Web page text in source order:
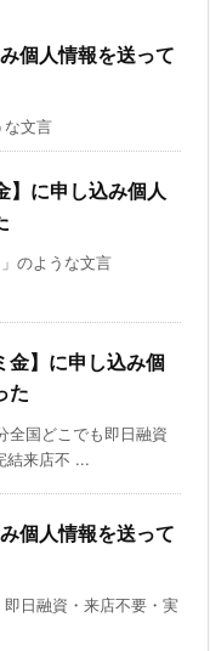
個人情報を送って
な文言
】に申し込み個人
のような文言
金】に申し込み個
た
全国どこでも即日融資
結来店不 ...
個人情報を送って
即日融資・来店不要・実